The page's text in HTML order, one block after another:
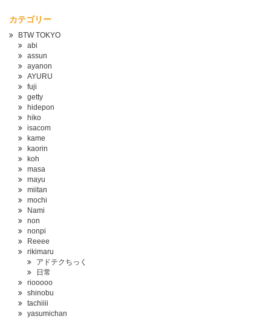
カテゴリー
BTW TOKYO
abi
assun
ayanon
AYURU
fuji
getty
hidepon
hiko
isacom
kame
kaorin
koh
masa
mayu
miitan
mochi
Nami
non
nonpi
Reeee
rikimaru
アドテクちっく
日常
riooooo
shinobu
tachiiii
yasumichan